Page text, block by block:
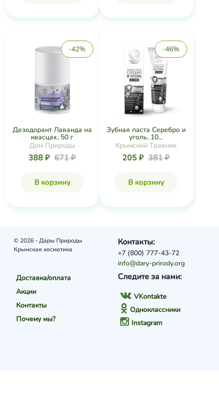
-42%
Дезодорант Лаванда на
квасцах, 50 г
Дом Природы
388 ₽ 671 ₽
В корзину
-46%
Зубная паста Серебро и
уголь, 10...
Крымский Травник
205 ₽ 381 ₽
В корзину
© 2026 - Дары Природы
Крымская косметика
Доставка/оплата
Акции
Контакты
Почему мы?
Следите за нами:
VKontakte
Одноклассники
Instagram
Контакты:
+7 (800) 777-43-72
info@dary-prirody.org